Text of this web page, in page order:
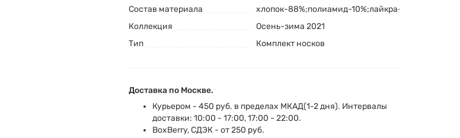
Состав материала
хлопок-88%;полиамид-10%;лайкра-2%
Коллекция
Осень-зима 2021
Тип
Комплект носков
Доставка по Москве.
Курьером - 450 руб. в пределах МКАД(1-2 дня). Интервалы
доставки: 10:00 - 17:00, 17:00 - 22:00.
BoxBerry, СДЭК - от 250 руб.